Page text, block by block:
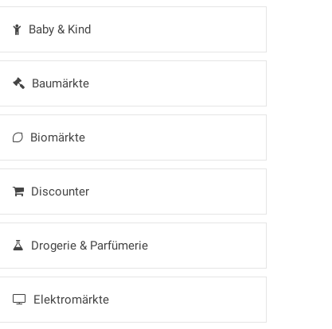
Baby & Kind
Baumärkte
Biomärkte
Discounter
Drogerie & Parfümerie
Elektromärkte